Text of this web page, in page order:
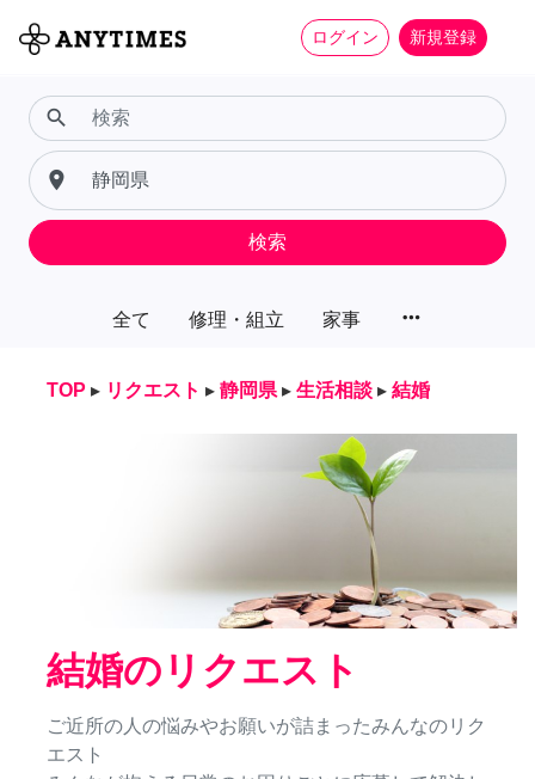
ログイン 新規登録
全て 修理・組立 家事 more_horiz
search
place
検索
TOP ▸ リクエスト ▸ 静岡県 ▸ 生活相談 ▸ 結婚
結婚のリクエスト
ご近所の人の悩みやお願いが詰まったみんなのリク
エスト